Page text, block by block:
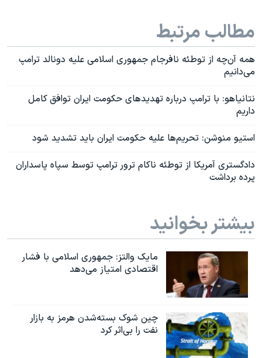
مطالب مرتبط
همه آن‌چه از توطئه نافرجام جمهوری اسلامی علیه دونالد ترامپ
می‌دانیم
نتانیاهو: با ترامپ درباره تهدیدهای حکومت ایران توافق کامل
داریم
استیو منوشن: تحریم‌ها علیه حکومت ایران باید تشدید شود
دادگستری آمریکا از توطئه ناکام ترور ترامپ توسط سپاه پاسداران
پرده برداشت
بیشتر بخوانید
مایک والتز: جمهوری اسلامی با فشار
اقتصادی امتیاز می‌دهد
چین شوک بسته‌شدن هرمز به بازار
نفت را بی‌اثر کرد